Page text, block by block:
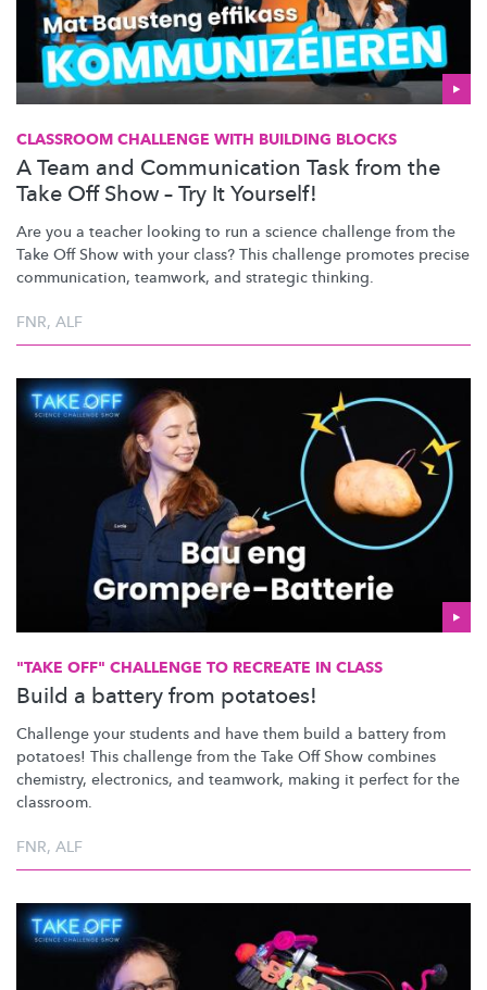
CLASSROOM CHALLENGE WITH BUILDING BLOCKS
A Team and Communication Task from the
Take Off Show – Try It Yourself!
Are you a teacher looking to run a science challenge from the
Take Off Show with your class? This challenge promotes precise
communication, teamwork, and strategic thinking.
FNR, ALF
"TAKE OFF" CHALLENGE TO RECREATE IN CLASS
Build a battery from potatoes!
Challenge your students and have them build a battery from
potatoes! This challenge from the Take Off Show combines
chemistry, electronics, and teamwork, making it perfect for the
classroom.
FNR, ALF